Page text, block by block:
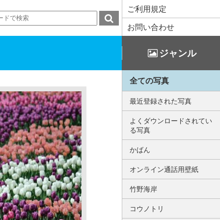
ご利用規定
お問い合わせ
ジャンル
全ての写真
最近登録された写真
よくダウンロードされてい
る写真
かばん
オンライン通話用壁紙
竹野海岸
コウノトリ